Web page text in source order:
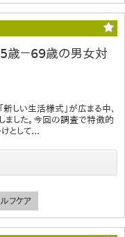
歳－69歳の男女対
しい生活様式」が広まる中、
ました。今回の調査で特徴的
として...
フケア